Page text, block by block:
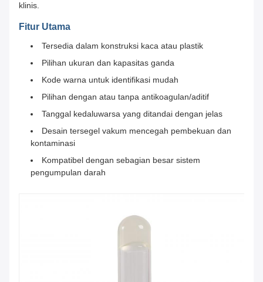
klinis.
Fitur Utama
Tersedia dalam konstruksi kaca atau plastik
Pilihan ukuran dan kapasitas ganda
Kode warna untuk identifikasi mudah
Pilihan dengan atau tanpa antikoagulan/aditif
Tanggal kedaluwarsa yang ditandai dengan jelas
Desain tersegel vakum mencegah pembekuan dan
kontaminasi
Kompatibel dengan sebagian besar sistem
pengumpulan darah